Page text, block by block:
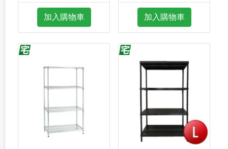
加入購物車 加入購物車